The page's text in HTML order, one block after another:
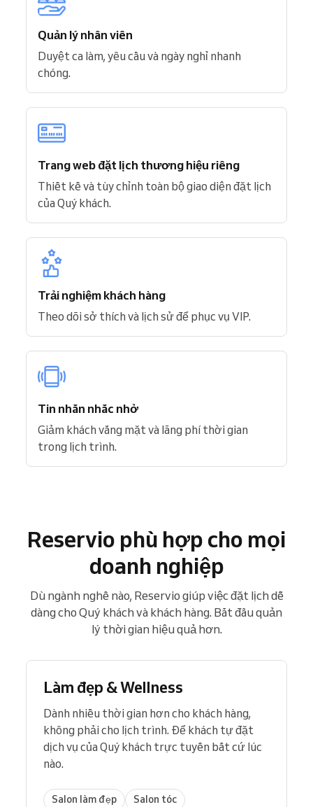
Quản lý nhân viên
Duyệt ca làm, yêu cầu và ngày nghỉ nhanh
chóng.
Trang web đặt lịch thương hiệu riêng
Thiết kế và tùy chỉnh toàn bộ giao diện đặt lịch
của Quý khách.
Trải nghiệm khách hàng
Theo dõi sở thích và lịch sử để phục vụ VIP.
Tin nhắn nhắc nhở
Giảm khách vắng mặt và lãng phí thời gian
trong lịch trình.
Reservio phù hợp cho mọi
doanh nghiệp
Dù ngành nghề nào, Reservio giúp việc đặt lịch dễ
dàng cho Quý khách và khách hàng. Bắt đầu quản
lý thời gian hiệu quả hơn.
Làm đẹp & Wellness
Dành nhiều thời gian hơn cho khách hàng,
không phải cho lịch trình. Để khách tự đặt
dịch vụ của Quý khách trực tuyến bất cứ lúc
nào.
Salon làm đẹp
Salon tóc